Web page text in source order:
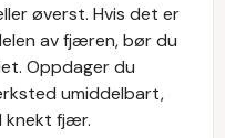
øverst. Hvis det er
av fjæren, bør du
Oppdager du
umiddelbart,
knekt fjær.